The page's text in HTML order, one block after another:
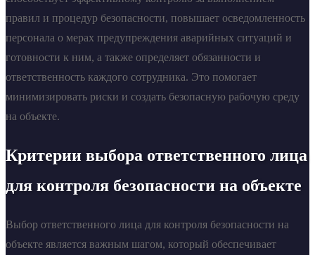
правил и процедур безопасности, повышает осведомленность
персонала о мерах предупреждения аварийных ситуаций и
готовности к ним, а также определяет обязанности и
ответственность каждого сотрудника. Это помогает
минимизировать риски и создать безопасную рабочую среду
на объекте.
Критерии выбора ответственного лица
для контроля безопасности на объекте
Выбор ответственного лица для контроля безопасности на
объекте является важным шагом, который обеспечивает